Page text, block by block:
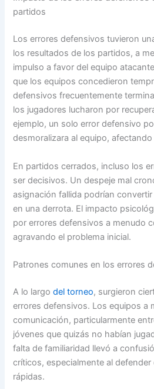
partidos
Los errores defensivos tuvieron
los resultados de los partidos, a
impulso a favor del equipo
que los equipos concedieron
defensivos frecuentemente
los jugadores lucharon por
ejemplo, un solo error defensivo
desmoralizara al equipo,
En partidos cerrados, incluso los
ser decisivos. Un despeje mal
asignación fallida podrían
en una derrota. El impacto
por errores defensivos a menudo
agravando el problema inicial.
Patrones comunes en los errores
A lo largodel torneo, surgieron
errores defensivos. Los equipos a
comunicación, particularmente
jóvenes que quizás no habían
falta de familiaridad llevó a
críticos, especialmente al
rápidas.